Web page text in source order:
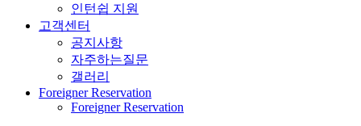
인턴쉽 지원
고객센터
공지사항
자주하는질문
갤러리
Foreigner Reservation
Foreigner Reservation